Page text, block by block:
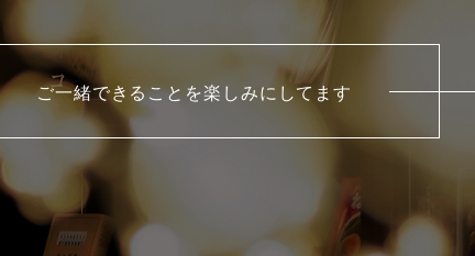
ご一緒できることを楽しみにしてます